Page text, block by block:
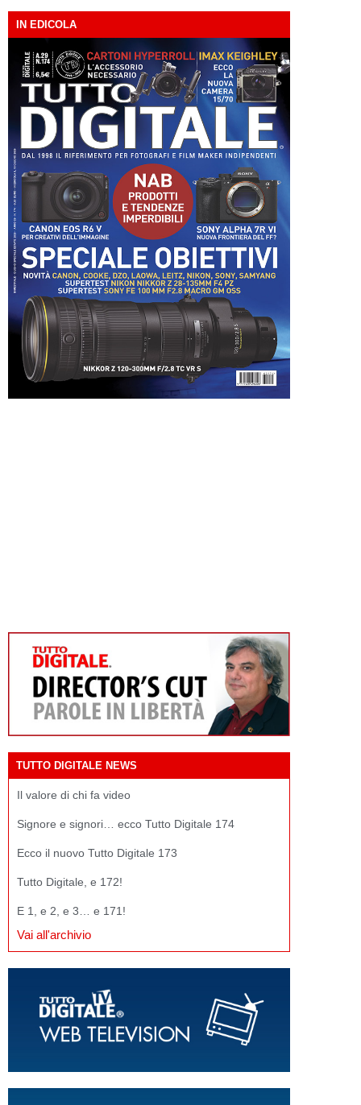
IN EDICOLA
TUTTO DIGITALE NEWS
Il valore di chi fa video
Signore e signori… ecco Tutto Digitale 174
Ecco il nuovo Tutto Digitale 173
Tutto Digitale, e 172!
E 1, e 2, e 3… e 171!
Vai all'archivio